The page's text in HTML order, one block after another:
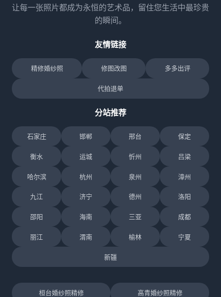
让每一张照片都成为永恒的艺术品，留住您生活中最珍贵
的瞬间。
友情链接
精修婚纱照 修图改图 多多出评
代拍退单
分站推荐
石家庄 邯郸 邢台 保定
衡水 运城 忻州 吕梁
哈尔滨 杭州 泉州 漳州
九江 济宁 德州 洛阳
邵阳 海南 三亚 成都
丽江 渭南 榆林 宁夏
新疆
桓台婚纱照精修 高青婚纱照精修